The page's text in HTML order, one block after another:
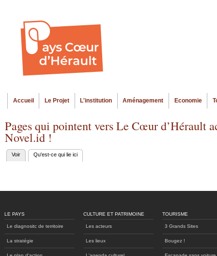
Menu principal
Accueil Le Projet L'institution Aménagement Economie
Pages qui pointent vers Le Cœur d’Hérault
Novel.id !
Onglets
Voir Qu'est-ce qui lie ici
LE PAYS
Le diagnositc de territoire
La stratégie
CULTURE ET PATRIMOINE
Les acteurs
Les lieux
TOURISME
3 Grands Sites
Bougez !